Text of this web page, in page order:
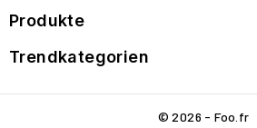
Produkte
Trendkategorien
© 2026 - Foo.fr